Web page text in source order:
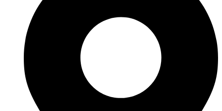
TELEVIZORI I OPREMA
TELEVIZORI
SET TOP BOKSEVI –
ANDROID TV ADAPTERI
DALJINSKI UPRAVLJAČI
ANTENE